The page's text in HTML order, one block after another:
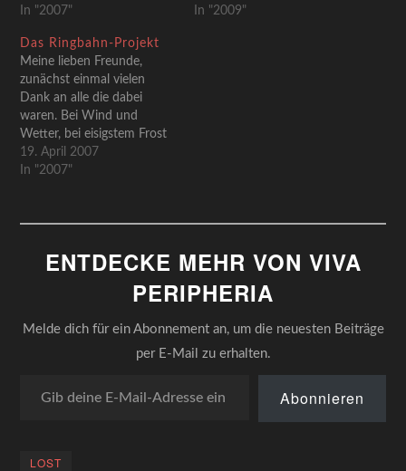
schon mal zu
Publikumsschwund. Daher
hier der Versuch eines
kleinen Appetitmachers.
Aber was soll man zu der
attraktiven
Landeshauptstadt
schreiben, ohne etwas zu
unterschlagen…
In "2007"
wieder auferstanden ist.
In "2009"
Das Ringbahn-Projekt
Meine lieben Freunde,
zunächst einmal vielen
Dank an alle die dabei
waren. Bei Wind und
Wetter, bei eisigstem Frost
und heimeligstem
Sonnenschein, mit Kater,
Behinderungen - Danke! Es
ist noch lange nicht
Peripheriker, die für den
19. April 2007
In "2007"
ENTDECKE MEHR VON VIVA
PERIPHERIA
Melde dich für ein Abonnement an, um die neuesten Beiträge
per E-Mail zu erhalten.
Abonnieren
LOST